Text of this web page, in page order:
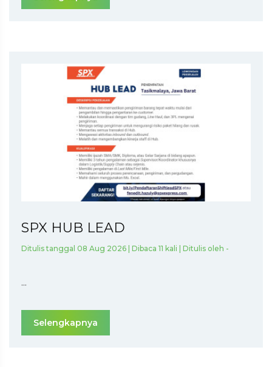
SPX HUB LEAD
Ditulis tanggal 08 Aug 2026 | Dibaca 11 kali | Ditulis oleh -
...
Selengkapnya